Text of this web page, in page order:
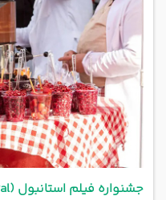
جشنواره فیلم استانبول (Istanbul Film Festival)